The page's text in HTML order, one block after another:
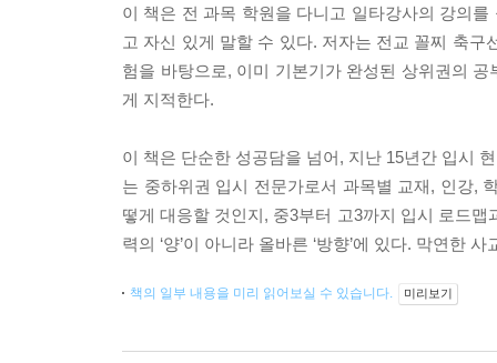
이 책은 전 과목 학원을 다니고 일타강사의 강의
고 자신 있게 말할 수 있다. 저자는 전교 꼴찌 축구
험을 바탕으로, 이미 기본기가 완성된 상위권의
게 지적한다.
이 책은 단순한 성공담을 넘어, 지난 15년간 입시
는 중하위권 입시 전문가로서 과목별 교재, 인강,
떻게 대응할 것인지, 중3부터 고3까지 입시 로드
력의 ‘양’이 아니라 올바른 ‘방향’에 있다. 막연한
책의 일부 내용을 미리 읽어보실 수 있습니다. 미리보기